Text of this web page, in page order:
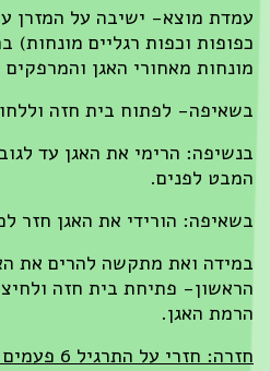
עמדת מוצא- ישיבה על המזרן
כפופות וכפות רגליים מונחות)
מונחות מאחורי האגן והמרפקים
בשאיפה- לפתוח בית חזה
בנשיפה: הרימי את האגן עד
המבט לפנים.
בשאיפה: הורידי את האגן חזר
במידה ואת מתקשה להרים את
הראשון- פתיחת בית חזה
הרמת האגן.
חזרה: חזרי על התרגיל 6 פעמים בקצב שנוח לך.